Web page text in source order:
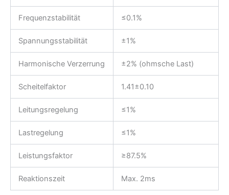
Frequenzstabilität ≤0.1%
Spannungsstabilität ±1%
Harmonische Verzerrung ±2% (ohmsche Last)
Scheitelfaktor 1.41±0.10
Leitungsregelung ≤1%
Lastregelung ≤1%
Leistungsfaktor ≥87.5%
Reaktionszeit Max. 2ms